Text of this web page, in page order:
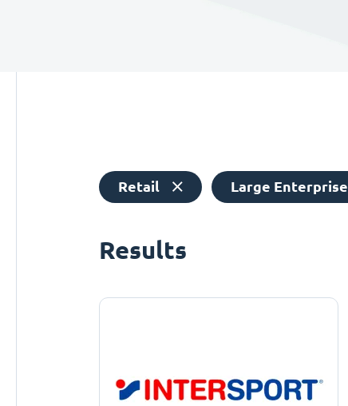
Retail Large Enterprise
Results